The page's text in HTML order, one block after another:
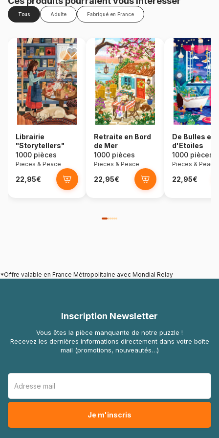
Tous Adulte Fabriqué en France
Librairie
"Storytellers"
1000 pièces
Pieces & Peace
22,95€
Retraite en Bord
de Mer
1000 pièces
Pieces & Peace
22,95€
De Bulles et
d'Etoiles
1000 pièces
Pieces & Peace
22,95€
*Offre valable en France Métropolitaine avec Mondial Relay
Inscription Newsletter
Vous êtes la pièce manquante de notre puzzle !
Recevez les dernières informations directement dans votre boîte
mail (promotions, nouveautés…)